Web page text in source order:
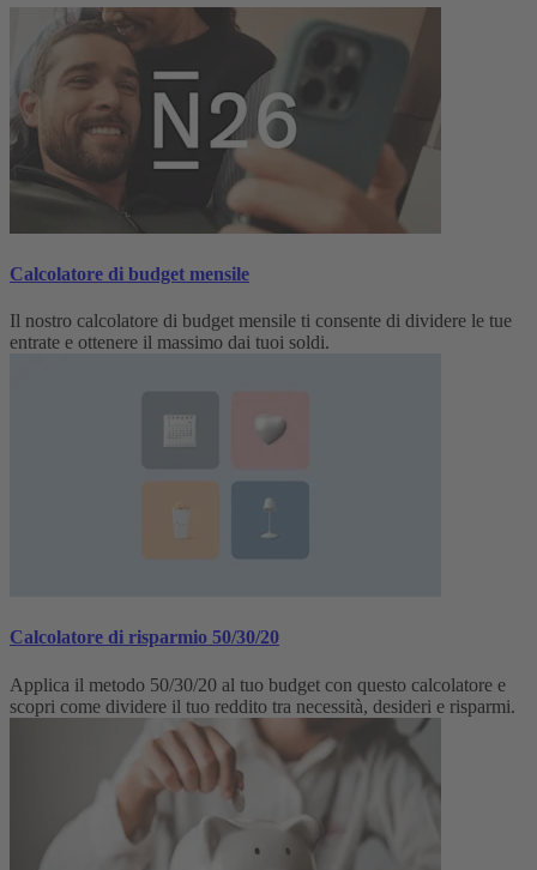
Calcolatore di budget mensile
Il nostro calcolatore di budget mensile ti consente di dividere le tue
entrate e ottenere il massimo dai tuoi soldi.
Calcolatore di risparmio 50/30/20
Applica il metodo 50/30/20 al tuo budget con questo calcolatore e
scopri come dividere il tuo reddito tra necessità, desideri e risparmi.